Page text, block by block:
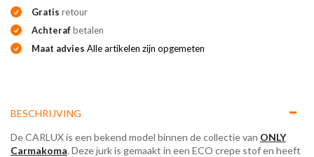
Gratis retour
Achterafbetalen
Maat advies Alle artikelen zijn opgemeten
BESCHRIJVING
De CARLUX is een bekend model binnen de collectie van ONLY
Carmakoma. Deze jurk is gemaakt in een ECO crepe stof en heeft